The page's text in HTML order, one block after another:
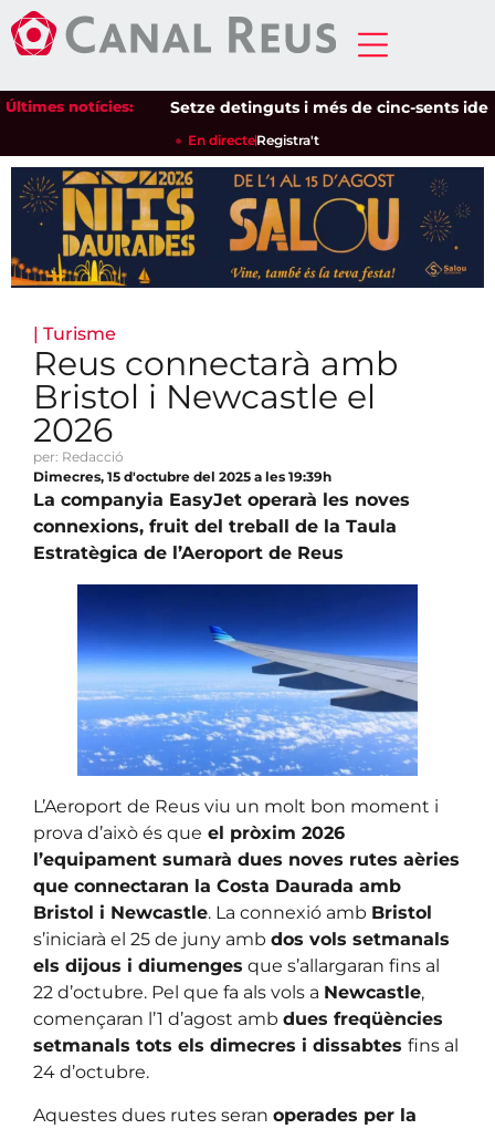
Últimes notícies: Setze detinguts i més de cinc-sents
En directeRegistra't
| Turisme
Reus connectarà amb
Bristol i Newcastle el
2026
per: Redacció
Dimecres, 15 d'octubre del 2025 a les 19:39h
La companyia EasyJet operarà les noves
connexions, fruit del treball de la Taula
Estratègica de l’Aeroport de Reus
L’Aeroport de Reus viu un molt bon moment i
prova d’això és que el pròxim 2026
l’equipament sumarà dues noves rutes aèries
que connectaran la Costa Daurada amb
Bristol i Newcastle. La connexió amb Bristol
s’iniciarà el 25 de juny amb dos vols setmanals
els dijous i diumenges que s’allargaran fins al
22 d’octubre. Pel que fa als vols a Newcastle,
començaran l’1 d’agost amb dues freqüències
setmanals tots els dimecres i dissabtes fins al
24 d’octubre.
Aquestes dues rutes seran operades per la